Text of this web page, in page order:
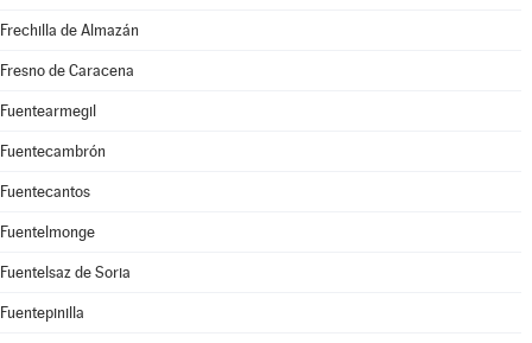
Frechilla de Almazán
Fresno de Caracena
Fuentearmegil
Fuentecambrón
Fuentecantos
Fuentelmonge
Fuentelsaz de Soria
Fuentepinilla